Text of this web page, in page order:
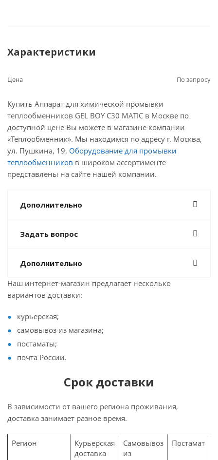
Характеристики
Цена По запросу
Купить Аппарат для химической промывки
теплообменников GEL BOY C30 MATIC в Москве по
доступной цене Вы можете в магазине компании
«Теплообменник». Мы находимся по адресу г. Москва,
ул. Пушкина, 19. Оборудование для промывки
теплообменников в широком ассортименте
представлены на сайте нашей компании.
Дополнительно
Задать вопрос
Дополнительно
Наш интернет-магазин предлагает несколько
вариантов доставки:
курьерская;
самовывоз из магазина;
постаматы;
почта России.
Срок доставки
В зависимости от вашего региона проживания,
доставка занимает разное время.
Регион
Курьерская
доставка
Самовывоз
из
Постамат